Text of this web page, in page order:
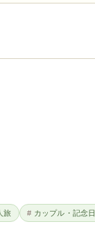
旅 カップル・記念日